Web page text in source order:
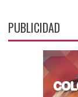
PUBLICIDAD